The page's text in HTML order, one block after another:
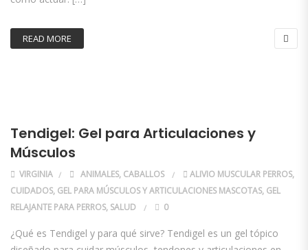
READ MORE
Tendigel: Gel para Articulaciones y
Músculos
VIRGINIA ANIMALES, CABALLOS ALIVIO MUSCULAR PERROS,
CUIDADOS, GEL PARA MÚSCULOS Y ARTICULACIONES MASCOTAS, GEL
RELAJANTE PARA PERROS, SALUD 0
¿Qué es Tendigel y para qué sirve? Tendigel es un gel tópico